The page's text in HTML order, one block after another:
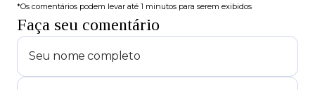
*Os comentários podem levar até 1 minutos para serem exibidos
Faça seu comentário